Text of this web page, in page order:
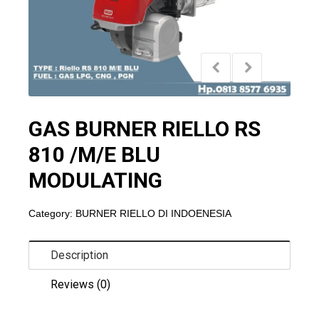
GAS BURNER RIELLO RS
810 /M/E BLU
MODULATING
Category: BURNER RIELLO DI INDOENESIA
Description
Reviews (0)